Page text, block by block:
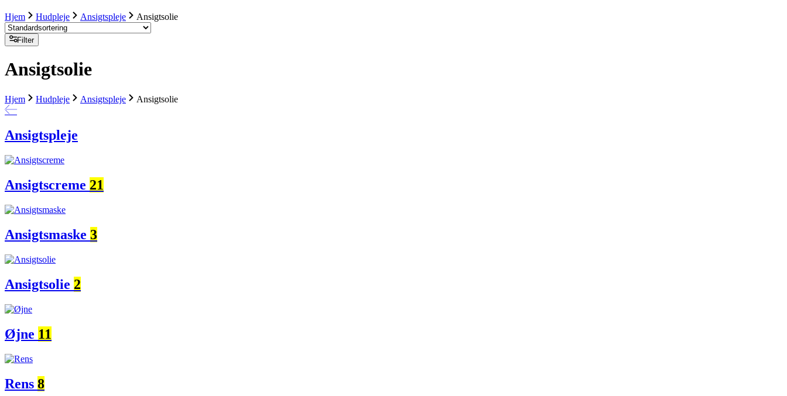
Hjem Hudpleje Ansigtspleje Ansigtsolie
Filter
Ansigtsolie
Hjem Hudpleje Ansigtspleje Ansigtsolie
Ansigtspleje
Ansigtscreme 21
Ansigtsmaske 3
Ansigtsolie 2
Øjne 11
Rens 8